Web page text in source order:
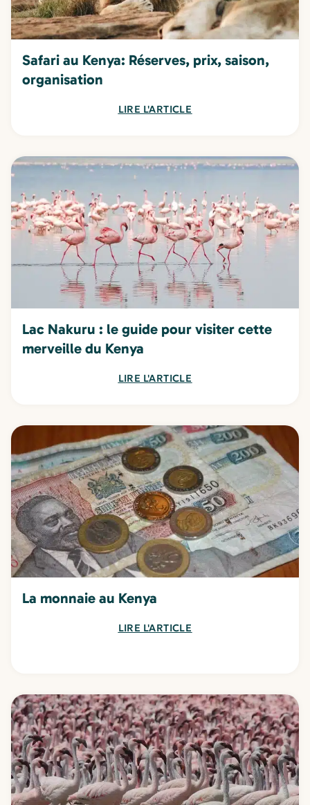
Safari au Kenya: Réserves, prix, saison,
organisation
LIRE L'ARTICLE
Lac Nakuru : le guide pour visiter cette
merveille du Kenya
LIRE L'ARTICLE
La monnaie au Kenya
LIRE L'ARTICLE